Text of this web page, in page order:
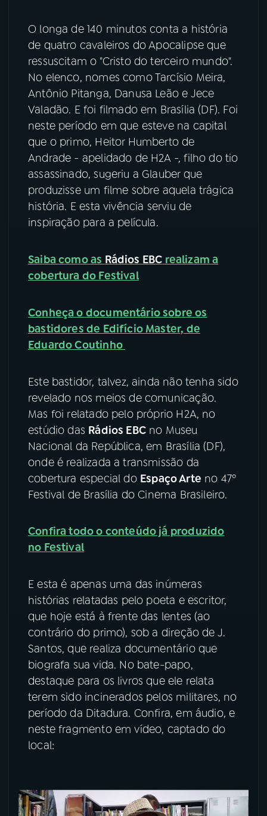
08 FESTIVAL DE MÚSICA
ACOMPANHE A RÁDIO NACIONAL
YouTube Facebook
TikTok
O longa de 140 minutos conta a história
de quatro cavaleiros do Apocalipse que
ressuscitam o "Cristo do terceiro mundo".
No elenco, nomes como Tarcísio Meira,
Antônio Pitanga, Danusa Leão e Jece
Valadão. E foi filmado em Brasília (DF). Foi
neste período em que esteve na capital
que o primo, Heitor Humberto de
Andrade - apelidado de H2A -, filho do tio
assassinado, sugeriu a Glauber que
produzisse um filme sobre aquela trágica
história. E esta vivência serviu de
inspiração para a película.
Saiba como as Rádios EBC realizam a
cobertura do Festival
Conheça o documentário sobre os
bastidores de Edifício Master, de
Eduardo Coutinho
Este bastidor, talvez, ainda não tenha sido
revelado nos meios de comunicação.
Mas foi relatado pelo próprio H2A, no
estúdio das Rádios EBCno Museu
Nacional da República, em Brasília (DF),
onde é realizada a transmissão da
cobertura especial do Espaço Arte no 47º
Festival de Brasília do Cinema Brasileiro.
Confira todo o conteúdo já produzido
no Festival
E esta é apenas uma das inúmeras
histórias relatadas pelo poeta e escritor,
que hoje está à frente das lentes (ao
contrário do primo), sob a direção de J.
Santos, que realiza documentário que
biografa sua vida. No bate-papo,
destaque para os livros que ele relata
terem sido incinerados pelos militares, no
período da Ditadura. Confira, em áudio, e
neste fragmento em vídeo, captado do
local: